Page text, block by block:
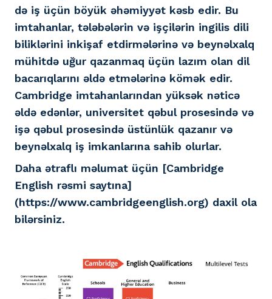
də iş üçün böyük əhəmiyyət kəsb edir. Bu
imtahanlar, tələbələrin və işçilərin ingilis dili
biliklərini inkişaf etdirmələrinə və beynəlxalq
mühitdə uğur qazanmaq üçün lazım olan dil
bacarıqlarını əldə etmələrinə kömək edir.
Cambridge imtahanlarından yüksək nəticə
əldə edənlər, universitet qəbul prosesində və
işə qəbul prosesində üstünlük qazanır və
beynəlxalq iş imkanlarına sahib olurlar.
Daha ətraflı məlumat üçün [Cambridge
English rəsmi saytına]
(https://www.cambridgeenglish.org) daxil ola
bilərsiniz.